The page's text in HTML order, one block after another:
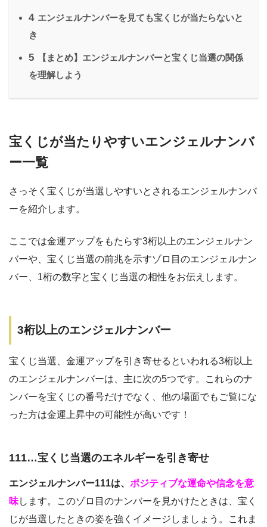
4 エンジェルナンバーを見ても宝くじが当たらないと
き
5
【まとめ】エンジェルナンバーと宝くじ当選の関係
を理解しよう
宝くじが当たりやすいエンジェルナンバ
ー一覧
さっそく宝くじが当選しやすいとされるエンジェルナンバ
ーを紹介します。
ここでは金運アップをもたらす3桁以上のエンジェルナン
バーや、宝くじ当選の前兆を示すゾロ目のエンジェルナン
バー、1桁の数字と宝くじ当選の相性をお伝えします。
3桁以上のエンジェルナンバー
宝くじ当選、金運アップを引き寄せるといわれる3桁以上
のエンジェルナンバーは、主に次の5つです。これらのナ
ンバーを宝くじの番号だけでなく、他の場面でもご覧にな
った方は金運上昇中の可能性が高いです！
111…宝くじ当選のエネルギーを引き寄せ
エンジェルナンバー111は、 ポジティブな運命や信念を意
味します。このゾロ目のナンバーを見かけたときは、宝く
じが当選したときの姿を強くイメージしましょう。これま